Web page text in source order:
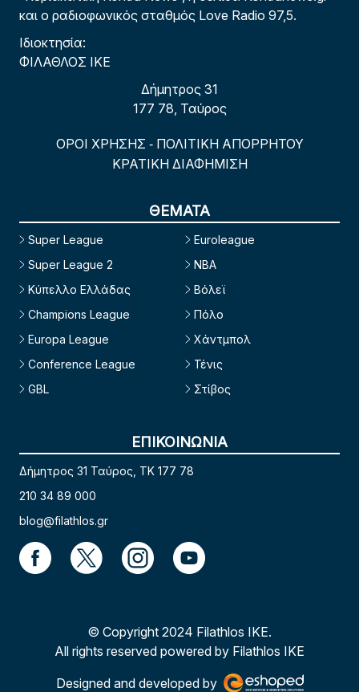
και ο ραδιοφωνικός σταθμός Love Radio 97,5.
Ιδιοκτησία:
ΦΙΛΑΘΛΟΣ ΙΚΕ
Δήμητρος 31
177 78, Ταύρος
ΟΡΟΙ ΧΡΗΣΗΣ - ΠΟΛΙΤΙΚΗ ΑΠΟΡΡΗΤΟΥ
ΚΡΑΤΙΚΗ ΔΙΑΦΗΜΙΣΗ
ΘΕΜΑΤΑ
Super League
Super League 2
Κύπελλο Ελλάδας
Champions League
Europa League
Conference League
GBL
Euroleague
NBA
Βόλεϊ
Πόλο
Χάντμπολ
Τένις
Στίβος
ΕΠΙΚΟΙΝΩΝΙΑ
Δήμητρος 31 Ταύρος, TK 177 78
210 34 89 000
blog@filathlos.gr
© Copyright 2024 Filathlos ΙΚΕ.
All rights reserved powered by Filathlos ΙΚΕ
Designed and developed by